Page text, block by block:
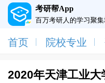
考研帮App
百万考研人的学习聚
首页 院校专业
2020年天津工业